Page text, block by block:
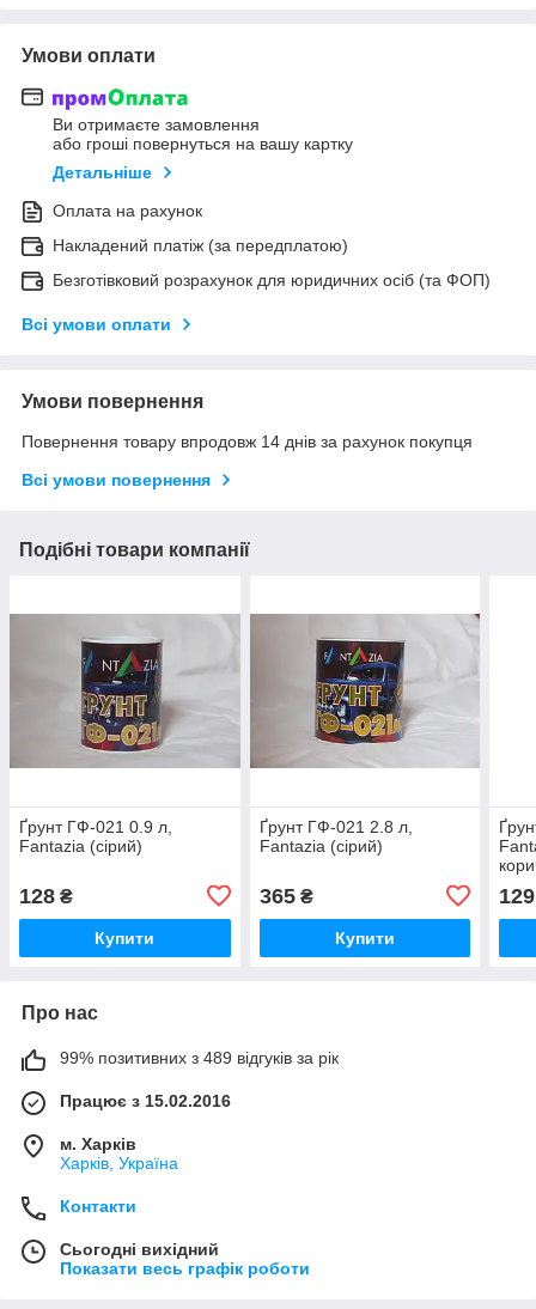
Умови оплати
Ви отримаєте замовлення
або гроші повернуться на вашу картку
Детальніше
Оплата на рахунок
Накладений платіж (за передплатою)
Безготівковий розрахунок для юридичних осіб (та ФОП)
Всі умови оплати
Умови повернення
Повернення товару впродовж 14 днів за рахунок покупця
Всі умови повернення
Подібні товари компанії
Ґрунт ГФ-021 0.9 л,
Fantazia (сірий)
128 ₴
Купити
Ґрунт ГФ-021 2.8 л,
Fantazia (сірий)
365₴
Купити
129
Про нас
99% позитивних з 489 відгуків за рік
Працює з 15.02.2016
м. Харків
Харків, Україна
Контакти
Сьогодні вихідний
Показати весь графік роботи